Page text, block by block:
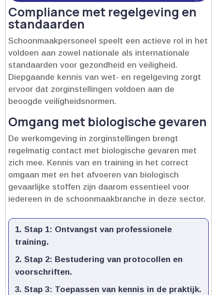
Compliance met regelgeving en
standaarden
Schoonmaakpersoneel speelt een actieve rol in het
voldoen aan zowel nationale als internationale
standaarden voor gezondheid en veiligheid.​
Diepgaande kennis van wet- en regelgeving zorgt
ervoor dat zorginstellingen voldoen aan de
beoogde veiligheidsnormen.​
Omgang met biologische gevaren
De werkomgeving in zorginstellingen brengt
regelmatig contact met biologische gevaren met
zich mee.​ Kennis van en training in het correct
omgaan met en het afvoeren van biologisch
gevaarlijke stoffen zijn daarom essentieel voor
iedereen in de schoonmaakbranche in deze sector.​
Stap 1: Ontvangst van professionele
training.​
Stap 2: Bestudering van protocollen en
voorschriften.​
Stap 3: Toepassen van kennis in de praktijk.​